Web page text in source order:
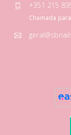
+351 215
Chamada